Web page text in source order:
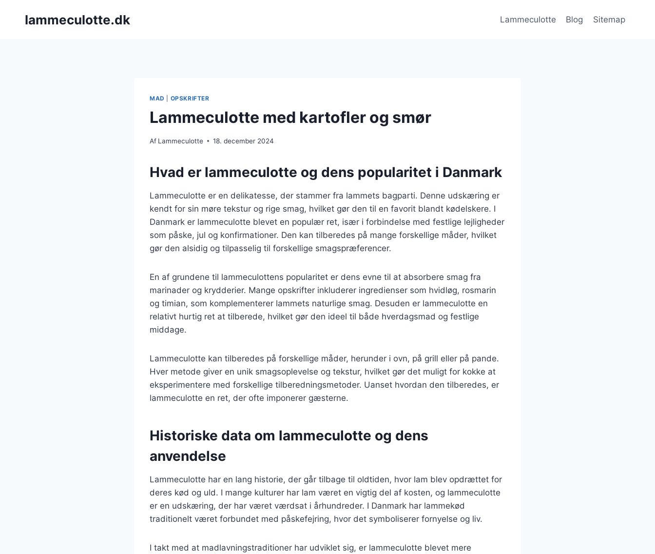
lammeculotte.dk Lammeculotte Blog Sitemap
MAD OPSKRIFTER
Lammeculotte med kartofler og smør
Af Lammeculotte 18. december 2024
Hvad er lammeculotte og dens popularitet i Danmark
Lammeculotte er en delikatesse, der stammer fra lammets bagparti. Denne udskæring er
kendt for sin møre tekstur og rige smag, hvilket gør den til en favorit blandt kødelskere. I
Danmark er lammeculotte blevet en populær ret, især i forbindelse med festlige lejligheder
som påske, jul og konfirmationer. Den kan tilberedes på mange forskellige måder, hvilket
gør den alsidig og tilpasselig til forskellige smagspræferencer.
En af grundene til lammeculottens popularitet er dens evne til at absorbere smag fra
marinader og krydderier. Mange opskrifter inkluderer ingredienser som hvidløg, rosmarin
og timian, som komplementerer lammets naturlige smag. Desuden er lammeculotte en
relativt hurtig ret at tilberede, hvilket gør den ideel til både hverdagsmad og festlige
middage.
Lammeculotte kan tilberedes på forskellige måder, herunder i ovn, på grill eller på pande.
Hver metode giver en unik smagsoplevelse og tekstur, hvilket gør det muligt for kokke at
eksperimentere med forskellige tilberedningsmetoder. Uanset hvordan den tilberedes, er
lammeculotte en ret, der ofte imponerer gæsterne.
Historiske data om lammeculotte og dens
anvendelse
Lammeculotte har en lang historie, der går tilbage til oldtiden, hvor lam blev opdrættet for
deres kød og uld. I mange kulturer har lam været en vigtig del af kosten, og lammeculotte
er en udskæring, der har været værdsat i århundreder. I Danmark har lammekød
traditionelt været forbundet med påskefejring, hvor det symboliserer fornyelse og liv.
I takt med at madlavningstraditioner har udviklet sig, er lammeculotte blevet mere